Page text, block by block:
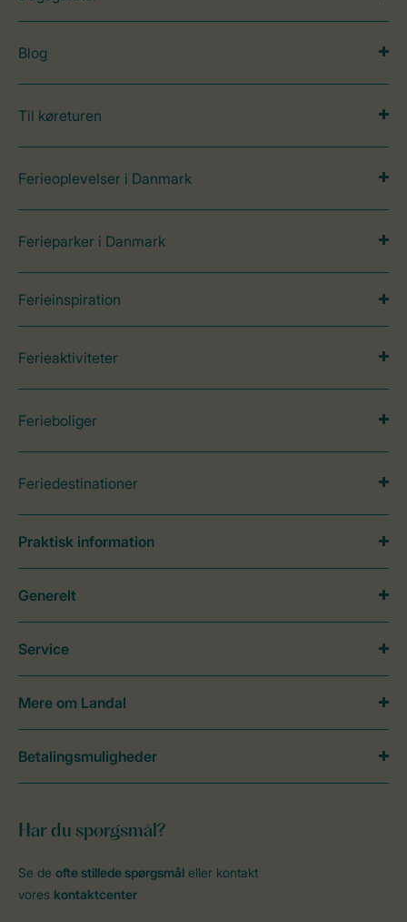
Blog
Til køreturen
Ferieoplevelser i Danmark
Ferieparker i Danmark
Ferieinspiration
Ferieaktiviteter
Ferieboliger
Feriedestinationer
Har du spørgsmål?
Se de ofte stillede spørgsmål eller kontakt
vores kontaktcenter
Praktisk information
Generelt
Service
Mere om Landal
Betalingsmuligheder